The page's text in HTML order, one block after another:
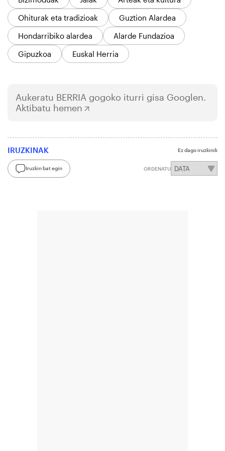
Ohiturak eta tradizioak
Guztion Alardea
Hondarribiko alardea
Alarde Fundazioa
Gipuzkoa
Euskal Herria
Aukeratu BERRIA gogoko iturri gisa Googlen.
Aktibatu hemen
IRUZKINAK Ez dago iruzkinik
Iruzkin bat egin ORDENATU